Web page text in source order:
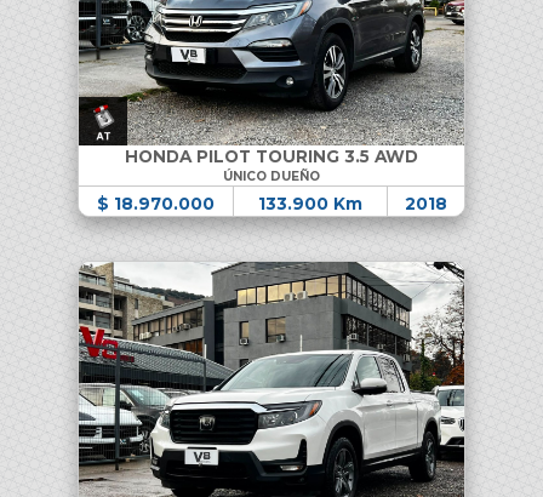
HONDA PILOT TOURING 3.5 AWD
ÚNICO DUEÑO
$ 18.970.000 133.900 Km 2018